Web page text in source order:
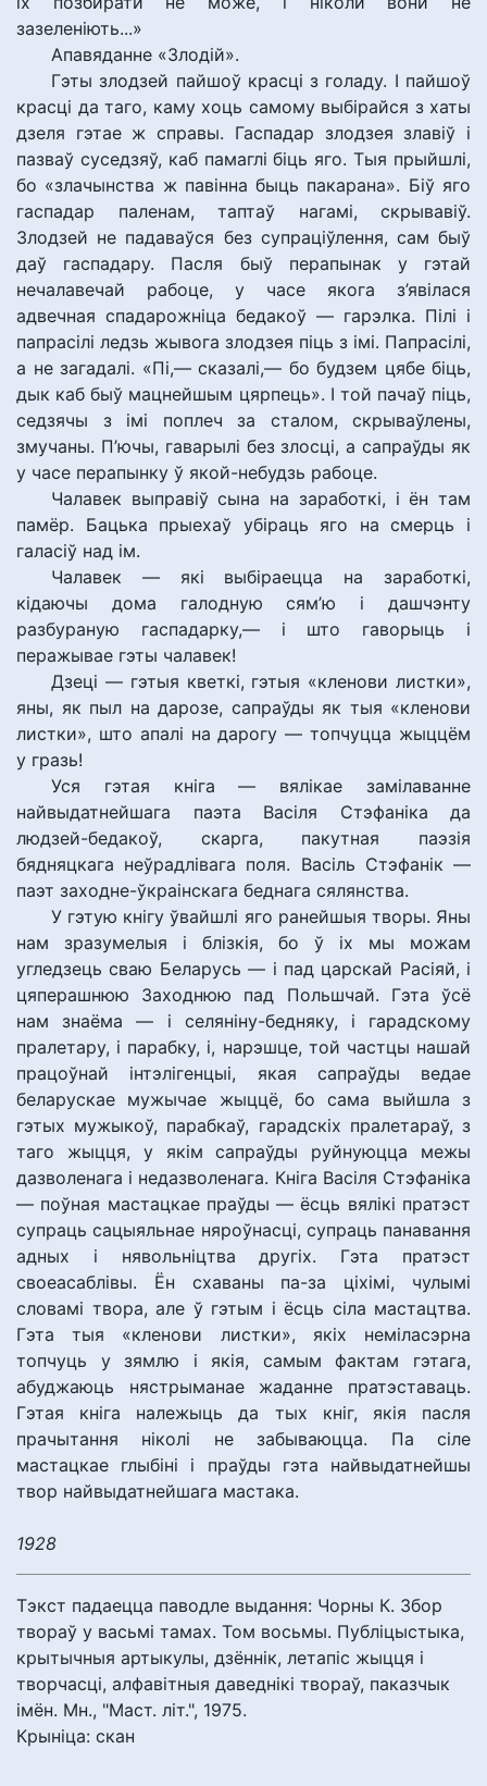
зазеленіють...»
Апавяданне «Злодій».
Гэты злодзей пайшоў красці з голаду. І пайшоў
красці да таго, каму хоць самому выбірайся з хаты
дзеля гэтае ж справы. Гаспадар злодзея злавіў і
пазваў суседзяў, каб памаглі біць яго. Тыя прыйшлі,
бо «злачынства ж павінна быць пакарана». Біў яго
гаспадар паленам, таптаў нагамі, скрывавіў.
Злодзей не падаваўся без супраціўлення, сам быў
даў гаспадару. Пасля быў перапынак у гэтай
нечалавечай рабоце, у часе якога з’явілася
адвечная спадарожніца бедакоў — гарэлка. Пілі і
папрасілі ледзь жывога злодзея піць з імі. Папрасілі,
а не загадалі. «Пі,— сказалі,— бо будзем цябе біць,
дык каб быў мацнейшым цярпець». І той пачаў піць,
седзячы з імі поплеч за сталом, скрываўлены,
змучаны. П’ючы, гаварылі без злосці, а сапраўды як
у часе перапынку ў якой-небудзь рабоце.
Чалавек выправіў сына на заработкі, і ён там
памёр. Бацька прыехаў убіраць яго на смерць і
галасіў над ім.
Чалавек — які выбіраецца на заработкі,
кідаючы дома галодную сям’ю і дашчэнту
разбураную гаспадарку,— і што гаворыць і
перажывае гэты чалавек!
Дзеці — гэтыя кветкі, гэтыя «кленови листки»,
яны, як пыл на дарозе, сапраўды як тыя «кленови
листки», што апалі на дарогу — топчуцца жыццём
у гразь!
Уся гэтая кніга — вялікае замілаванне
найвыдатнейшага паэта Васіля Стэфаніка да
людзей-бедакоў, скарга, пакутная паэзія
бядняцкага неўрадлівага поля. Васіль Стэфанік —
паэт заходне-ўкраінскага беднага сялянства.
У гэтую кнігу ўвайшлі яго ранейшыя творы. Яны
нам зразумелыя і блізкія, бо ў іх мы можам
угледзець сваю Беларусь — і пад царскай Расіяй, і
цяперашнюю Заходнюю пад Польшчай. Гэта ўсё
нам знаёма — і селяніну-бедняку, і гарадскому
пралетару, і парабку, і, нарэшце, той частцы нашай
працоўнай інтэлігенцыі, якая сапраўды ведае
беларускае мужычае жыццё, бо сама выйшла з
гэтых мужыкоў, парабкаў, гарадскіх пралетараў, з
таго жыцця, у якім сапраўды руйнуюцца межы
дазволенага і недазволенага. Кніга Васіля Стэфаніка
— поўная мастацкае праўды — ёсць вялікі пратэст
супраць сацыяльнае няроўнасці, супраць панавання
адных і нявольніцтва другіх. Гэта пратэст
своеасаблівы. Ён схаваны па-за ціхімі, чулымі
словамі твора, але ў гэтым і ёсць сіла мастацтва.
Гэта тыя «кленови листки», якіх неміласэрна
топчуць у зямлю і якія, самым фактам гэтага,
абуджаюць нястрыманае жаданне пратэставаць.
Гэтая кніга належыць да тых кніг, якія пасля
прачытання ніколі не забываюцца. Па сіле
мастацкае глыбіні і праўды гэта найвыдатнейшы
твор найвыдатнейшага мастака.
1928
Тэкст падаецца паводле выдання: Чорны К. Збор
твораў у васьмі тамах. Том восьмы. Публіцыстыка,
крытычныя артыкулы, дзённік, летапіс жыцця і
творчасці, алфавітныя даведнікі твораў, паказчык
імён. Мн., "Маст. літ.", 1975.
Крыніца: скан